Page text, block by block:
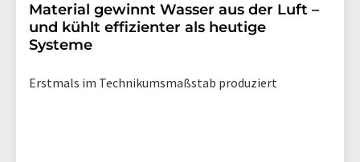
Material gewinnt Wasser aus der Luft –
und kühlt effizienter als heutige
Systeme
Erstmals im Technikumsmaßstab produziert